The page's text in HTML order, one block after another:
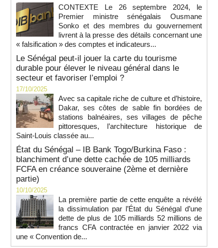
CONTEXTE Le 26 septembre 2024, le
Premier ministre sénégalais Ousmane
Sonko et des membres du gouvernement
livrent à la presse des détails concernant une
« falsification » des comptes et indicateurs...
Le Sénégal peut-il jouer la carte du tourisme
durable pour élever le niveau général dans le
secteur et favoriser l’emploi ?
17/10/2025
Avec sa capitale riche de culture et d’histoire,
Dakar, ses côtes de sable fin bordées de
stations balnéaires, ses villages de pêche
pittoresques, l’architecture historique de
Saint-Louis classée au...
État du Sénégal – IB Bank Togo/Burkina Faso :
blanchiment d’une dette cachée de 105 milliards
FCFA en créance souveraine (2ème et dernière
partie)
10/10/2025
La première partie de cette enquête a révélé
la dissimulation par l’État du Sénégal d’une
dette de plus de 105 milliards 52 millions de
francs CFA contractée en janvier 2022 via
une « Convention de...